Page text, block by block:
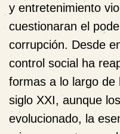
y entretenimiento
cuestionaran el
corrupción. Desde
control social ha
formas a lo largo de
siglo XXI, aunque
evolucionado, la